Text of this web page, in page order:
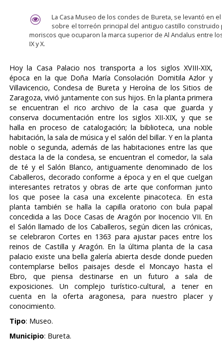
La Casa Museo de los condes de Bureta, se levantó en el
sobre el torreón principal del antiguo castillo construido
moriscos que ocuparon la marca superior de Al Andalus entre
IX y X.
Hoy la Casa Palacio nos transporta a los siglos XVIII-XIX,
época en la que Doña María Consolación Domitila Azlor y
Villavicencio, Condesa de Bureta y Heroína de los Sitios de
Zaragoza, vivió juntamente con sus hijos. En la planta primera
se encuentran el rico archivo de la casa que guarda y
conserva documentación entre los siglos XII-XIX, y que se
halla en proceso de catalogación; la biblioteca, una noble
habitación, la sala de música y el salón del billar. Y en la planta
noble o segunda, además de las habitaciones entre las que
destaca la de la condesa, se encuentran el comedor, la sala
de té y el Salón Blanco, antiguamente denominado de los
Caballeros, decorado conforme a época y en el que cuelgan
interesantes retratos y obras de arte que conforman junto
los que posee la casa una excelente pinacoteca. En esta
planta también se halla la capilla oratorio con bula papal
concedida a las Doce Casas de Aragón por Inocencio VII. En
el Salón llamado de los Caballeros, según dicen las crónicas,
se celebraron Cortes en 1363 para ajustar paces entre los
reinos de Castilla y Aragón. En la última planta de la casa
palacio existe una bella galería abierta desde donde pueden
contemplarse bellos paisajes desde el Moncayo hasta el
Ebro, que piensa destinarse en un futuro a sala de
exposiciones. Un complejo turístico-cultural, a tener en
cuenta en la oferta aragonesa, para nuestro placer y
conocimiento.
Tipo: Museo.
Municipio: Bureta.